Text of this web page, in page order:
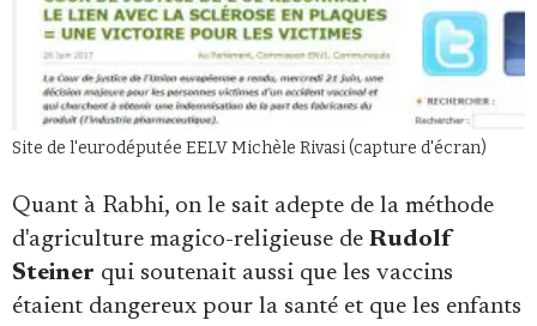
Site de l'eurodéputée EELV Michèle Rivasi (capture d'écran)
Quant à Rabhi, on le sait adepte de la méthode
d'agriculture magico-religieuse de Rudolf
Steiner qui soutenait aussi que les vaccins
étaient dangereux pour la santé et que les enfants